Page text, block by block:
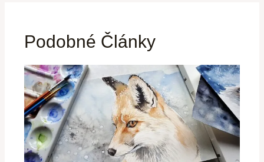
Podobné Články